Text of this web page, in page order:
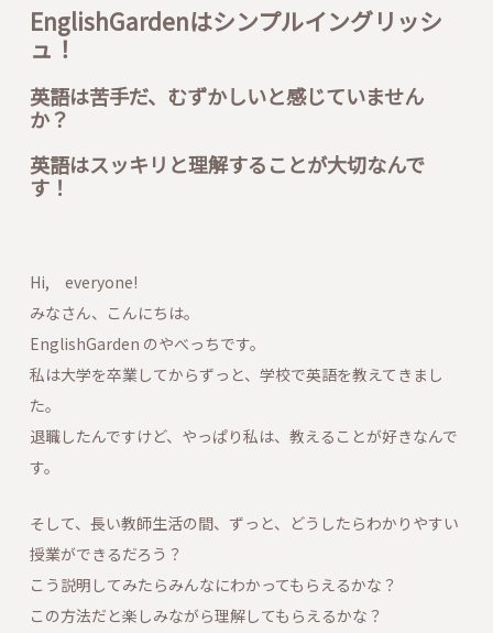
EnglishGardenはシンプルイングリッシ
ュ！
英語は苦手だ、むずかしいと感じていません
か？
英語はスッキリと理解することが大切なんで
す！
Hi, everyone!
みなさん、こんにちは。
EnglishGarden のやべっちです。
私は大学を卒業してからずっと、学校で英語を教えてきまし
た。
退職したんですけど、やっぱり私は、教えることが好きなんで
す。
そして、長い教師生活の間、ずっと、どうしたらわかりやすい
授業ができるだろう？
こう説明してみたらみんなにわかってもらえるかな？
この方法だと楽しみながら理解してもらえるかな？